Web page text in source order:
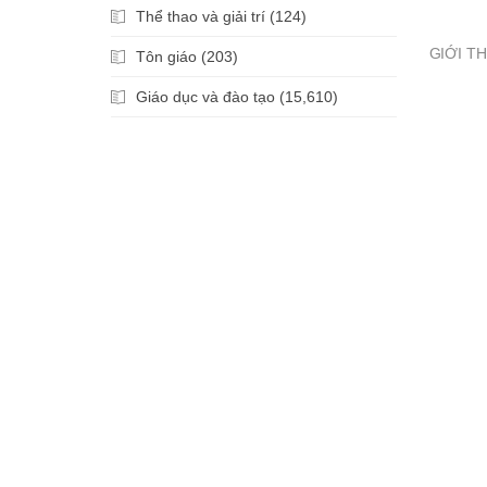
Thể thao và giải trí (124)
Tôn giáo (203)
Giáo dục và đào tạo (15,610)
GIỚI